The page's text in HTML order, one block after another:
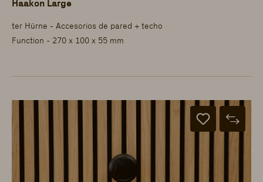
Haakon Large
ter Hürne - Accesorios de pared + techo
Function - 270 x 100 x 55 mm